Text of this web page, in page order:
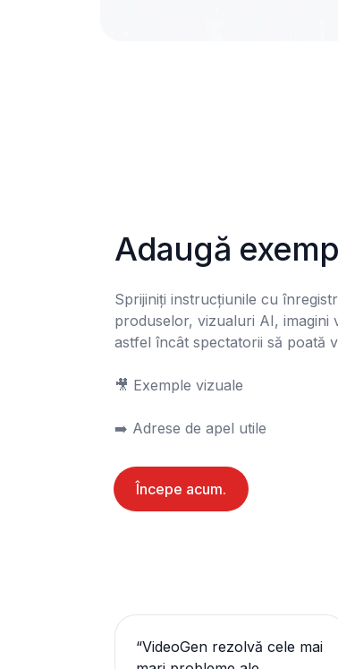
Adaugă
Sprijiniți instrucțiunile cu
produselor, vizualuri AI, imagini
astfel încât spectatorii să poată
🎥 Exemple vizuale
➡️ Adrese de apel utile
Începe acum.
“VideoGen rezolvă cele mai